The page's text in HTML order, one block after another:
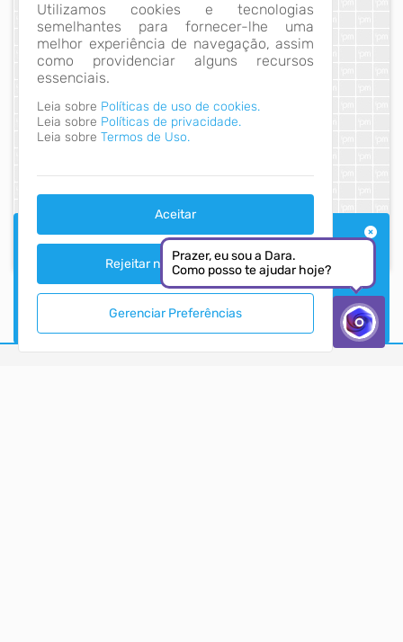
Utilizamos cookies e tecnologias
semelhantes para fornecer-lhe uma
melhor experiência de navegação, assim
como providenciar alguns recursos
essenciais.
Leia sobre Políticas de uso de cookies.
Leia sobre Políticas de privacidade.
Leia sobre Termos de Uso.
Aceitar
Rejeitar não necessários
Gerenciar Preferências
Implantação Portal da Transparência
Devido à implantação do novo sistema de gestão
informatizado e a migração de dados da Prefeitura de
São José - SC, o Portal da Transparência encontra-se
em fase de implantação/ativação, o que pode causar
inconsistências nas informações exibidas no mesmo. A
Ver mais
Prazer, eu sou a Dara.
Como posso te ajudar hoje?